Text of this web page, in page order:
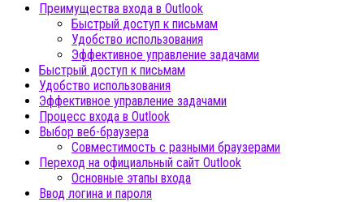
Преимущества входа в Outlook
Быстрый доступ к письмам
Удобство использования
Эффективное управление задачами
Быстрый доступ к письмам
Удобство использования
Эффективное управление задачами
Процесс входа в Outlook
Выбор веб-браузера
Совместимость с разными браузерами
Переход на официальный сайт Outlook
Основные этапы входа
Ввод логина и пароля